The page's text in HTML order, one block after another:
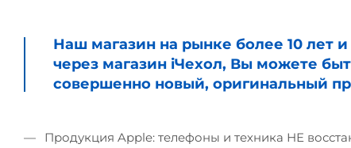
Наш магазин на рынке более 10 лет
через магазин iЧехол, Вы можете
совершенно новый, оригинальный
Продукция Apple: телефоны и техника НЕ